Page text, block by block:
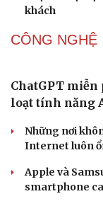
khách
CÔNG NGHỆ
ChatGPT miễn
loạt tính năng
Những nơi
Internet luôn
Apple và
smartphone